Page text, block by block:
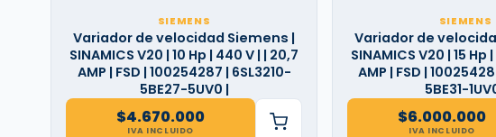
SIEMENS
Variador de velocidad Siemens |
SINAMICS V20 | 10 Hp | 440 V | | 20,7
AMP | FSD | 100254287 | 6SL3210-
5BE27-5UV0 |
$4.670.000
IVA INCLUIDO
SIEMENS
Variador de
SINAMICS V20 | 15 Hp
AMP | FSD |
5BE31-
$6.000.000
IVA INCLUIDO